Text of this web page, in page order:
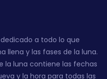
a todo lo que
llena y las fases de la luna.
la luna contiene las fechas
y la hora para todas las